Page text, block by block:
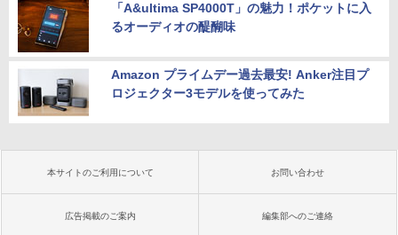
「A&ultima SP4000T」の魅力！ポケットに入
るオーディオの醍醐味
Amazon プライムデー過去最安! Anker注目プ
ロジェクター3モデルを使ってみた
本サイトのご利用について お問い合わせ
広告掲載のご案内 編集部へのご連絡